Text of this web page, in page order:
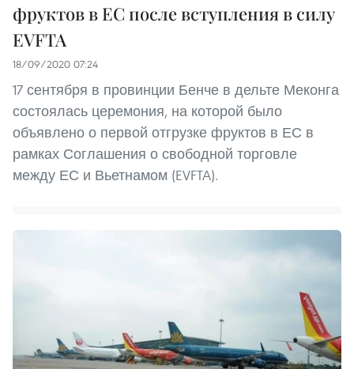
фруктов в ЕС после вступления в силу
EVFTA
18/09/2020 07:24
17 сентября в провинции Бенче в дельте Меконга
состоялась церемония, на которой было
объявлено о первой отгрузке фруктов в ЕС в
рамках Соглашения о свободной торговле
между ЕС и Вьетнамом (EVFTA).